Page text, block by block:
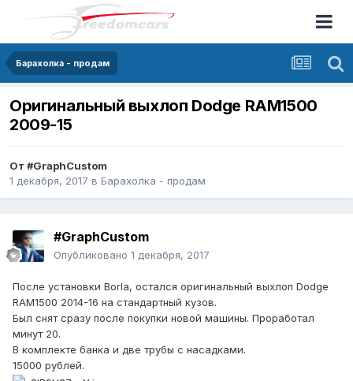
Барахолка - продам
Оригинальный выхлоп Dodge RAM1500
2009-15
От #GraphCustom
1 декабря, 2017 в Барахолка - продам
#GraphCustom
Опубликовано 1 декабря, 2017
После установки Borla, остался оригинальный выхлоп Dodge
RAM1500 2014-16 на стандартный кузов.
Был снят сразу после покупки новой машины. Проработал
минут 20.
В комплекте банка и две трубы с насадками.
15000 рублей.